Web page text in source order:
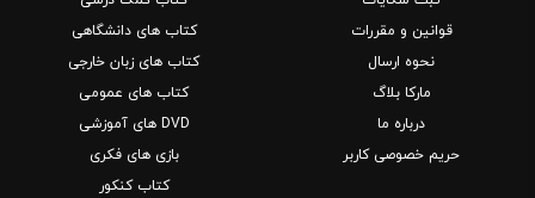
قوانین و مقررات
نحوه ارسال
مارکا بلاگ
درباره ما
حریم خصوصی کاربر
کتاب های دانشگاهی
کتاب های زبان خارجی
کتاب های عمومی
DVD های آموزشی
بازی های فکری
کتاب کنکور